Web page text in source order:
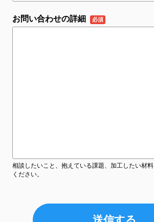
お問い合わせの詳細
相談したいこと、抱えている課題、加工したい材
ください。